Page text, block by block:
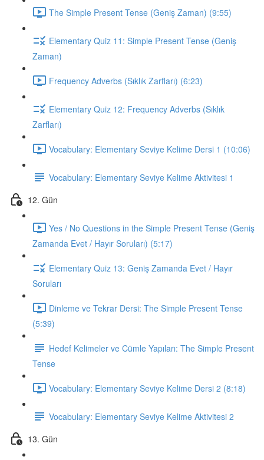
The Simple Present Tense (Geniş Zaman) (9:55)
Elementary Quiz 11: Simple Present Tense (Geniş
Zaman)
Frequency Adverbs (Sıklık Zarfları) (6:23)
Elementary Quiz 12: Frequency Adverbs (Sıklık
Zarfları)
Vocabulary: Elementary Seviye Kelime Dersi 1 (10:06)
Vocabulary: Elementary Seviye Kelime Aktivitesi 1
12. Gün
Yes / No Questions in the Simple Present Tense (Geniş
Zamanda Evet / Hayır Soruları) (5:17)
Elementary Quiz 13: Geniş Zamanda Evet / Hayır
Soruları
Dinleme ve Tekrar Dersi: The Simple Present Tense
(5:39)
Hedef Kelimeler ve Cümle Yapıları: The Simple Present
Tense
Vocabulary: Elementary Seviye Kelime Dersi 2 (8:18)
Vocabulary: Elementary Seviye Kelime Aktivitesi 2
13. Gün